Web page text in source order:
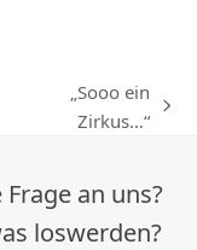
Nächster
„Sooo ein
Zirkus…“
an uns?
loswerden?